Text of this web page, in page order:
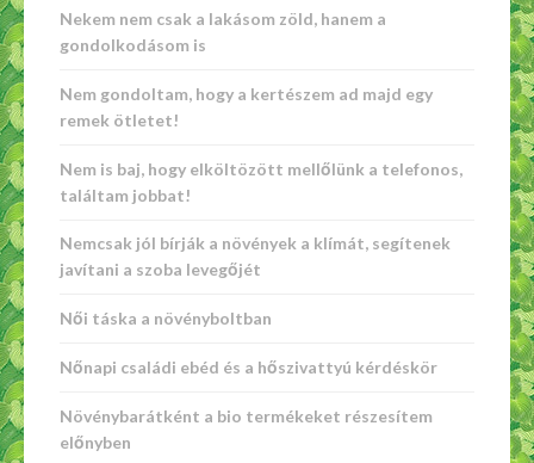
Nekem nem csak a lakásom zöld, hanem a
gondolkodásom is
Nem gondoltam, hogy a kertészem ad majd egy
remek ötletet!
Nem is baj, hogy elköltözött mellőlünk a telefonos,
találtam jobbat!
Nemcsak jól bírják a növények a klímát, segítenek
javítani a szoba levegőjét
Női táska a növényboltban
Nőnapi családi ebéd és a hőszivattyú kérdéskör
Növénybarátként a bio termékeket részesítem
előnyben